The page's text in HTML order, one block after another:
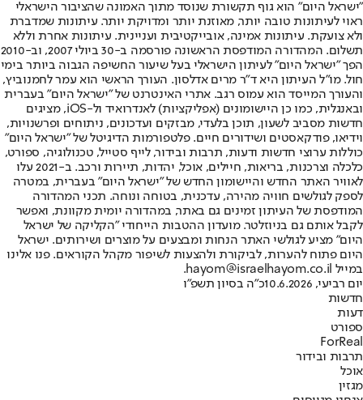
"ישראל היום" הוא גוף תקשורת שנוסד מתוך האמונה שהציבור הישראלי
ראוי לעיתונות טובה יותר, מאוזנת יותר ומדויקת יותר. עיתונות שמדברת
ולא צועקת. עיתונות אמינה, אובייקטיבית ועניינית. עיתונות אחרת וללא
תשלום. המהדורה המודפסת הראשונה פורסמה ב-30 ביולי 2007, וב-2010
הפך "ישראל היום" לעיתון הישראלי בעל שיעור החשיפה הגבוה ביותר בימי
חול. מו"ל העיתון היא ד"ר מרים אדלסון. העורך הראשי הוא עמר לחמנוביץ,
והעורך המייסד הוא עמוס רגב. אתרי האינטרנט של "ישראל היום" בעברית
ובאנגלית, כמו כן היישומונים (אפליקציות) לאנדרואיד ול-iOS, מציגים
חדשות מסביב לשעון, תוכן בלעדי, מבזקים ועדכונים, ניתוחים ופרשנויות,
וידיאו, פודקאסטים ושידורים חיים. פלטפורמות הדיגיטל של "ישראל היום"
כוללות ערוצי חדשות ודעות, תרבות ובידור, לייף סטייל, טכנולוגיה, ספורט,
כלכלה וצרכנות, בריאות, חיילים, אוכל, יהדות, תיירות ורכב. ב-2021 עלו
לאוויר האתר החדש והיישומון החדש של "ישראל היום" בעברית, במטרה
לספק לגולשים חוויה מהירה, עדכנית, בטוחה ונוחה. תכני המהדורה
המודפסת של העיתון זמינים גם באתר, במהדורה יומית מקוונת, ואפשר
לקבל אותם גם בניוזלטר. מועדון ההטבות הייחודי "הקליקה של ישראל
היום" מציע לגולשי האתר הנחות ומבצעים על מוצרים ושירותים. ישראל
היום פתוח להערות, לביקורת ולהצעות לשיפור מקהל הקוראים. פנו אלינו
במייל hayom@israelhayom.co.il.
יום רביעי, 10.6.2026
כ"ה בסיון תשפ"ו
חדשות
דעות
ספורט
ForReal
תרבות ובידור
אוכל
מגזין